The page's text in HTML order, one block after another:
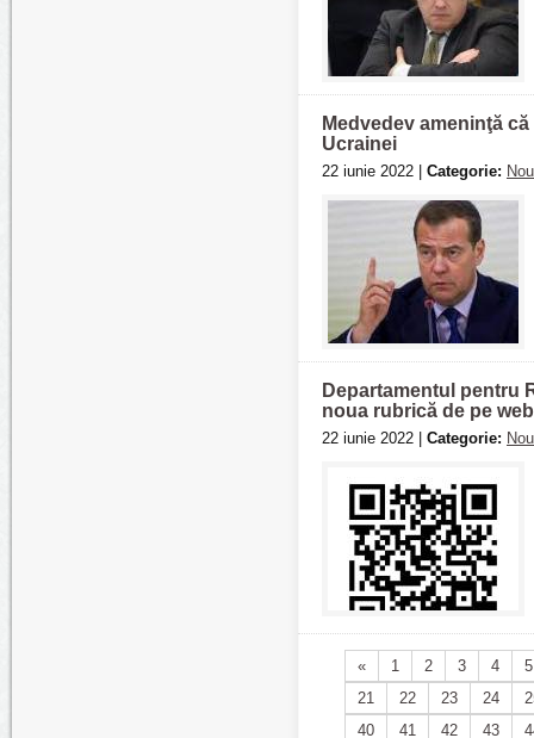
Medvedev ameninţă
Ucrainei
22 iunie 2022 | Categorie:
Departamentul pentru
noua rubrică de pe
22 iunie 2022 | Categorie:
« 1 2 3 4
5
21
22 23 24
40
41 42 43